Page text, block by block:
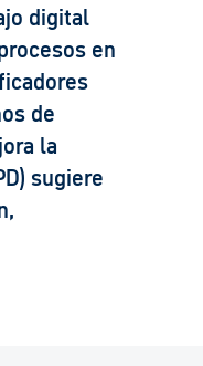
digital
en
de
la
sugiere